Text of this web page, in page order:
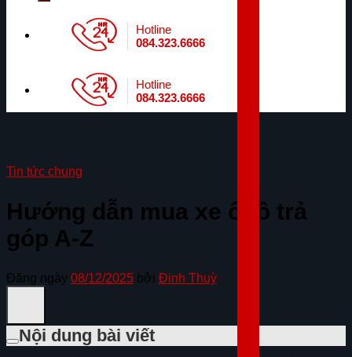
Hotline
084.323.6666
Hotline
084.323.6666
Tin tức chung
Hướng dẫn mua xe ô tô trả
góp A-Z
Đăng ngày 08/12/2025 bởi Đinh Thuỳ
Nội dung bài viết